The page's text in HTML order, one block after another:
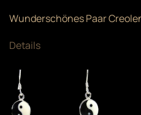
Wunderschönes Paar
Details